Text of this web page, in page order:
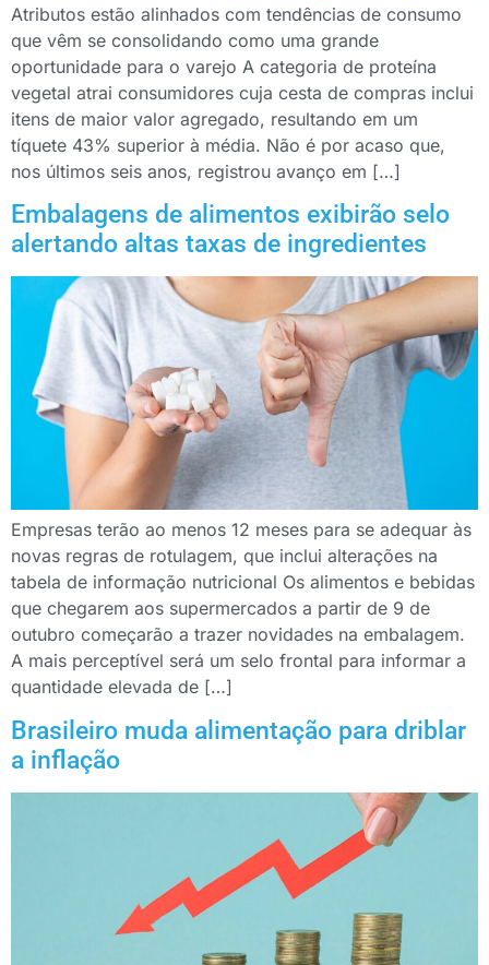
Atributos estão alinhados com tendências de consumo
que vêm se consolidando como uma grande
oportunidade para o varejo A categoria de proteína
vegetal atrai consumidores cuja cesta de compras inclui
itens de maior valor agregado, resultando em um
tíquete 43% superior à média. Não é por acaso que,
nos últimos seis anos, registrou avanço em […]
Embalagens de alimentos exibirão selo
alertando altas taxas de ingredientes
Empresas terão ao menos 12 meses para se adequar às
novas regras de rotulagem, que inclui alterações na
tabela de informação nutricional Os alimentos e bebidas
que chegarem aos supermercados a partir de 9 de
outubro começarão a trazer novidades na embalagem.
A mais perceptível será um selo frontal para informar a
quantidade elevada de […]
Brasileiro muda alimentação para driblar
a inflação